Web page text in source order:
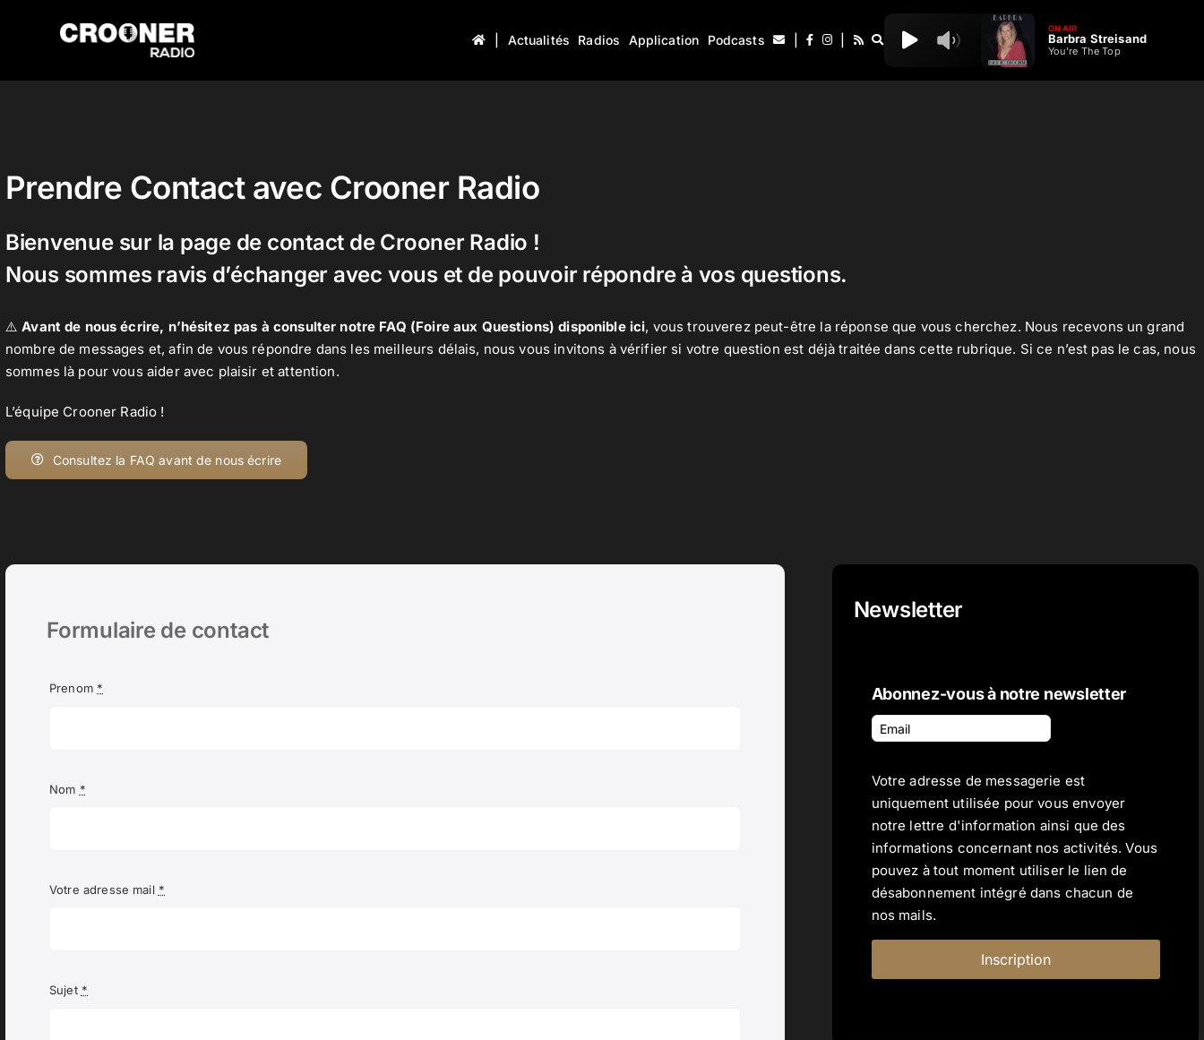
Actualités Radios Application Podcasts
ON AIR
Barbra Streisand
You're The Top
Prendre Contact avec Crooner Radio
Bienvenue sur la page de contact de Crooner Radio !
Nous sommes ravis d’échanger avec vous et de pouvoir répondre à vos questions.
⚠️Avant de nous écrire, n’hésitez pas à consulter notre FAQ (Foire aux Questions) disponible ici, vous trouverez peut-être la réponse que vous cherchez. Nous recevons un grand
nombre de messages et, afin de vous répondre dans les meilleurs délais, nous vous invitons à vérifier si votre question est déjà traitée dans cette rubrique. Si ce n’est pas le cas, nous
sommes là pour vous aider avec plaisir et attention.
L’équipe Crooner Radio !
Consultez la FAQ avant de nous écrire
Formulaire de contact
Prenom *
Nom *
Votre adresse mail *
Sujet *
Newsletter
Abonnez-vous à notre newsletter
Votre adresse de messagerie est
uniquement utilisée pour vous envoyer
notre lettre d'information ainsi que des
informations concernant nos activités. Vous
pouvez à tout moment utiliser le lien de
désabonnement intégré dans chacun de
nos mails.